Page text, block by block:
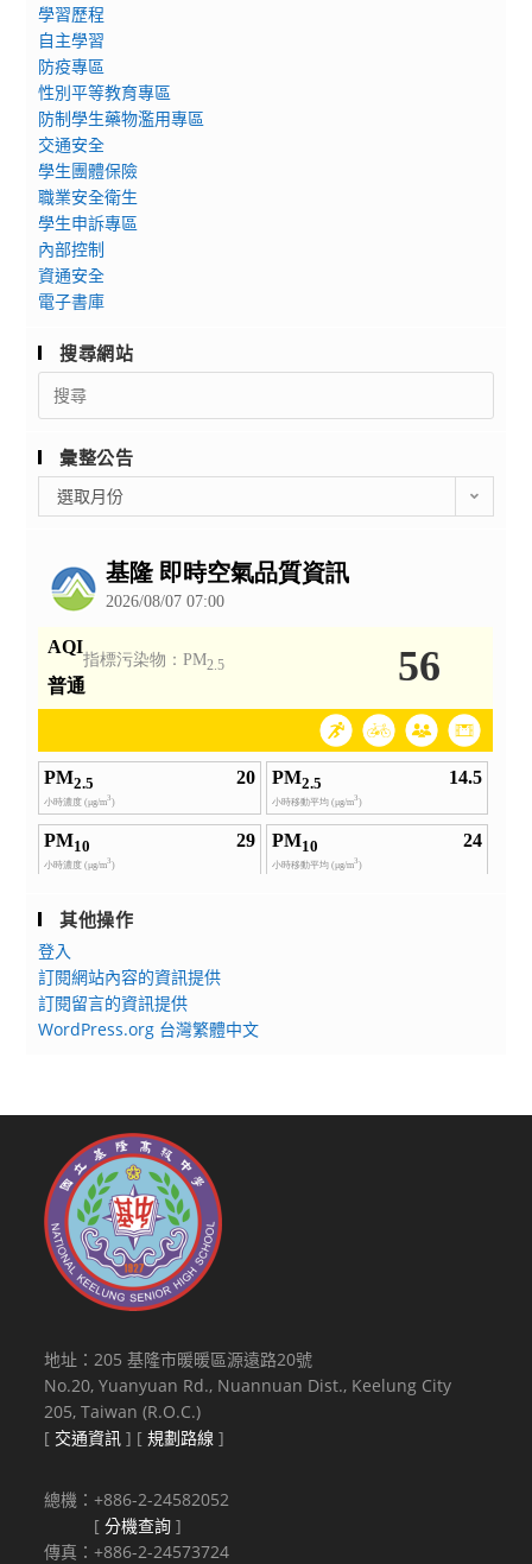
學習歷程
自主學習
防疫專區
性別平等教育專區
防制學生藥物濫用專區
交通安全
學生團體保險
職業安全衛生
學生申訴專區
內部控制
資通安全
電子書庫
搜尋網站
Search
for:
彙整公告
整
選取月份
其他操作
登入
訂閱網站內容的資訊提供
訂閱留言的資訊提供
WordPress.org 台灣繁體中文
地址：205 基隆市暖暖區源遠路20號
No.20, Yuanyuan Rd., Nuannuan Dist., Keelung City
205, Taiwan (R.O.C.)
[ 交通資訊 ] [規劃路線 ]
總機：+886-2-24582052
[分機查詢 ]
傳真：+886-2-24573724